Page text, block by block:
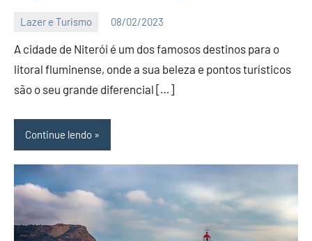
Lazer e Turismo 08/02/2023
BC
A cidade de Niterói é um dos famosos destinos para o
litoral fluminense, onde a sua beleza e pontos turísticos
são o seu grande diferencial […]
Continue lendo